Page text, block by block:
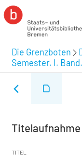
Die Grenzboten
Semester. I. Band.
Titelaufnahme
TITEL